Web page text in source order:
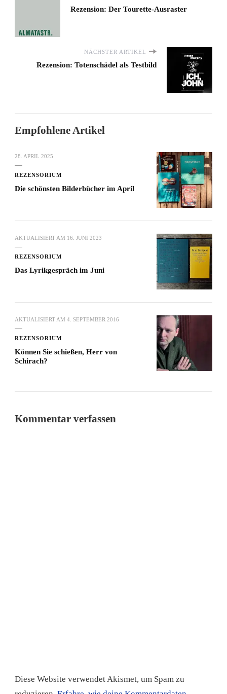
Rezension: Der Tourette-Ausraster
NÄCHSTER ARTIKEL
Rezension: Totenschädel als Testbild
Empfohlene Artikel
28. APRIL 2025
REZENSORIUM
Die schönsten Bilderbücher im April
AKTUALISIERT AM 16. JUNI 2023
REZENSORIUM
Das Lyrikgespräch im Juni
AKTUALISIERT AM 4. SEPTEMBER 2016
REZENSORIUM
Können Sie schießen, Herr von
Schirach?
Kommentar verfassen
Diese Website verwendet Akismet, um Spam zu